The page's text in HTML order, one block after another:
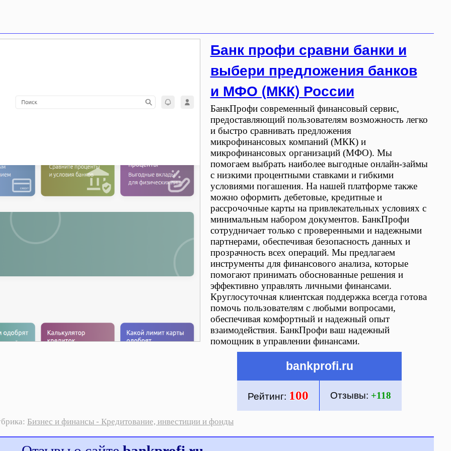
Банк профи сравни банки и
выбери предложения банков
и МФО (МКК) России
БанкПрофи современный финансовый сервис,
предоставляющий пользователям возможность легко
и быстро сравнивать предложения
микрофинансовых компаний (МКК) и
микрофинансовых организаций (МФО). Мы
помогаем выбрать наиболее выгодные онлайн-займы
с низкими процентными ставками и гибкими
условиями погашения. На нашей платформе также
можно оформить дебетовые, кредитные и
рассрочочные карты на привлекательных условиях с
минимальным набором документов. БанкПрофи
сотрудничает только с проверенными и надежными
партнерами, обеспечивая безопасность данных и
прозрачность всех операций. Мы предлагаем
инструменты для финансового анализа, которые
помогают принимать обоснованные решения и
эффективно управлять личными финансами.
Круглосуточная клиентская поддержка всегда готова
помочь пользователям с любыми вопросами,
обеспечивая комфортный и надежный опыт
взаимодействия. БанкПрофи ваш надежный
помощник в управлении финансами.
bankprofi.ru
Рейтинг: 100 Отзывы: +118
Бизнес и финансы - Кредитование, инвестиции и фонды